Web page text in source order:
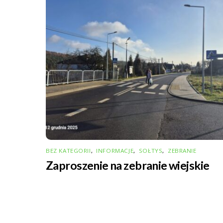
BEZ KATEGORII , INFORMACJE, SOŁTYS, ZEBRANIE
Zaproszenie na zebranie wiejskie